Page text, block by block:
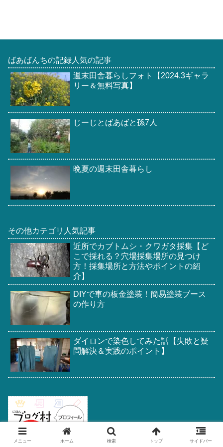
ばあばんちの記録人気の記事
週末田舎暮らしフォト【2024.3ギャラ
リー＆無料写真】
じーじとばあばと孫7人
晩夏の週末田舎暮らし
その他カテゴリ人気記事
近所でカブトムシ・クワガタ採集【ど
こで採れる？穴場採集場所の見つけ
方！採集場所と方法やポイントの紹
介】
DIYで車の板金塗装！簡易塗装ブース
の作り方
ダイロンで染色してみた話【失敗と疑
問解決＆実践のポイント】
メニュー ホーム 検索 トップ サイドバー